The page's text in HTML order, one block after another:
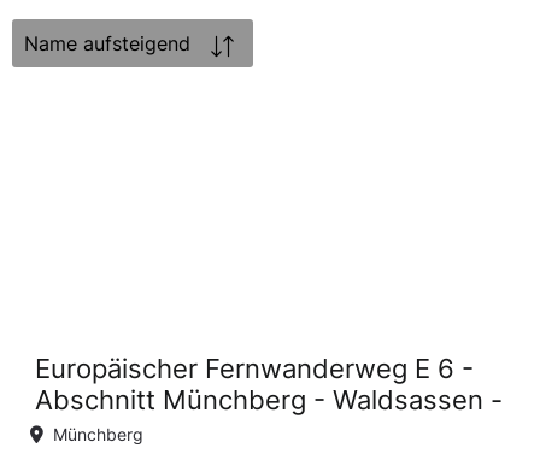
Sortierung:
Europäischer Fernwanderweg E 6 -
Abschnitt Münchberg - Waldsassen -
Münchberg